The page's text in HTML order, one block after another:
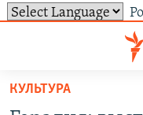
ўнівэрсальнага
доступу
Перайсьці
КУЛЬТУРА